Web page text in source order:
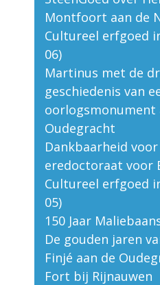
Montfoort aan de
Cultureel erfgoed
06)
Martinus met de
geschiedenis van
oorlogsmonument
Oudegracht
Dankbaarheid
eredoctoraat voor
Cultureel erfgoed
05)
150 Jaar
De gouden jaren
Finjé aan de
Fort bij Rijnauwen